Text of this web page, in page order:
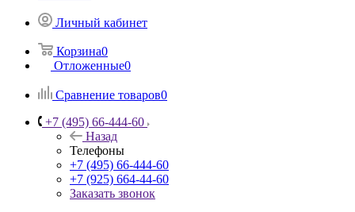
Личный кабинет
Корзина0
Отложенные0
Сравнение товаров0
+7 (495) 66-444-60
Назад
Телефоны
+7 (495) 66-444-60
+7 (925) 664-44-60
Заказать звонок